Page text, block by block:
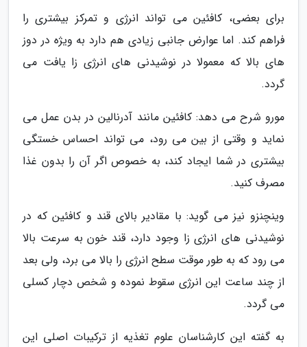
برای بعضی، کافئین می تواند انرژی و تمرکز بیشتری را
فراهم کند. اما عوارض جانبی زیادی هم دارد به ویژه در دوز
های بالا که معمولا در نوشیدنی های انرژی زا یافت می
گردد.
مورو شرح می دهد: کافئین مانند آدرنالین در بدن عمل می
نماید و وقتی از بین می رود، می تواند احساس خستگی
بیشتری در شما ایجاد کند، به خصوص اگر آن را بدون غذا
مصرف کنید.
وینچنزو نیز می گوید: با مقادیر بالای قند و کافئین که در
نوشیدنی های انرژی زا وجود دارد، قند خون به سرعت بالا
می رود که به طور موقت سطح انرژی را بالا می برد، ولی بعد
از چند ساعت این انرژی سقوط نموده و شخص دچار کسلی
می گردد.
به گفته این کارشناسان علوم تغذیه از ترکیبات اصلی این